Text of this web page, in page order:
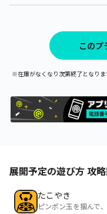
このプ
※在庫がなくなり次第終了となり
展開予定の遊び方 攻
たこやき
ピンポン玉を掴んで